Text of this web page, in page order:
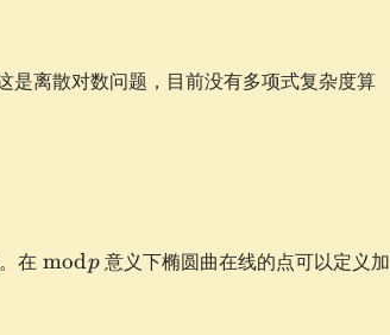
是离散对数问题，目前没有多项式复杂度算
在 \bmod
modp意义下椭圆曲在线的点可以定义加